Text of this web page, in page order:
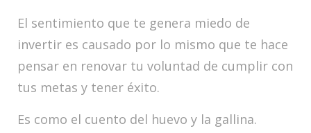
El sentimiento que te genera miedo de
invertir es causado por lo mismo que te hace
pensar en renovar tu voluntad de cumplir con
tus metas y tener éxito.
Es como el cuento del huevo y la gallina.